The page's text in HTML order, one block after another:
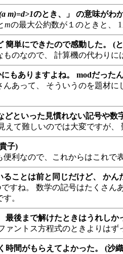
m)=d>1のとき、」 の意味がわ
mの最大公約数が１のときと、
簡単にできたので感動した。 (
のなので、 計算機の代わりに
もありますよね。 modだった
あって、 そういうのを題材
といった見慣れない記号や
て難しいのでは大変ですが
子)
利なので、これからはこれ
ことは前と同じだけど、 かん
すね。 数学の記号はたくさ
。
最後まで解けたときはうれしか
ントス方程式のときよりは
時間がもらえてよかった。 (沙